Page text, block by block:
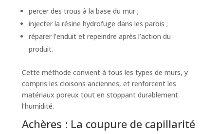
percer des trous à la base du mur ;
injecter la résine hydrofuge dans les parois ;
réparer l’enduit et repeindre après l’action du
produit.
Cette méthode convient à tous les types de murs, y
compris les cloisons anciennes, et renforcent les
matériaux poreux tout en stoppant durablement
l’humidité.
Achères : La coupure de capillarité